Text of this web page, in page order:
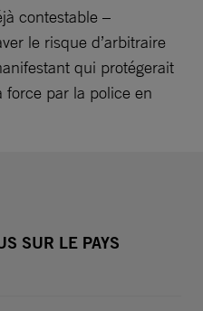
contestable –
le risque d’arbitraire
qui protégerait
force par la police en
SUR LE PAYS